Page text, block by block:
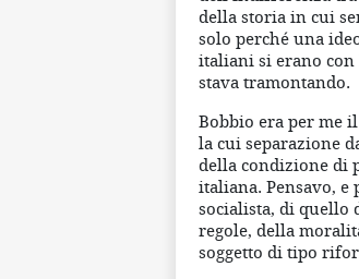
della storia in cui
solo perché una
italiani si erano
stava tramontando.
Bobbio era per me
la cui separazione
della condizione di
italiana. Pensavo, e
socialista, di quello
regole, della
soggetto di tipo